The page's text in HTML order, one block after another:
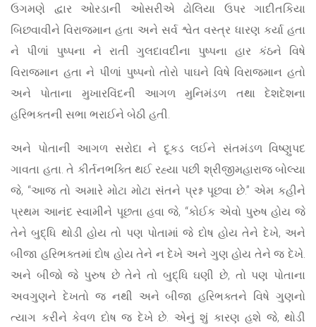
ઉગમણે દ્વાર ઓરડાની ઓસરીએ ઢોલિયા ઉપર ગાદીતકિયા
બિછવાવીને વિરાજમાન હતા અને સર્વ શ્વેત વસ્ત્ર ધારણ કર્યા હતા
ને પીળાં પુષ્પના ને રાતી ગુલદાવદીના પુષ્પના હાર કંઠને વિષે
વિરાજમાન હતા ને પીળાં પુષ્પનો તોરો પાઘને વિષે વિરાજમાન હતો
અને પોતાના મુખારવિંદની આગળ મુનિમંડળ તથા દેશદેશના
હરિભક્તની સભા ભરાઈને બેઠી હતી.
અને પોતાની આગળ સરોદા ને દૂકડ લઈને સંતમંડળ વિષ્ણુપદ
ગાવતા હતા. તે કીર્તનભક્તિ થઈ રહ્યા પછી શ્રીજીમહારાજ બોલ્યા
જે, “આજ તો અમારે મોટા મોટા સંતને પ્રશ્ન પૂછવા છે.” એમ કહીને
પ્રથમ આનંદ સ્વામીને પૂછતા હવા જે, “કોઈક એવો પુરુષ હોય જે
તેને બુદ્ધિ થોડી હોય તો પણ પોતામાં જે દોષ હોય તેને દેખે, અને
બીજા હરિભક્તમાં દોષ હોય તેને ન દેખે અને ગુણ હોય તેને જ દેખે.
અને બીજો જે પુરુષ છે તેને તો બુદ્ધિ ઘણી છે, તો પણ પોતાના
અવગુણને દેખતો જ નથી અને બીજા હરિભક્તને વિષે ગુણનો
ત્યાગ કરીને કેવળ દોષ જ દેખે છે. એનું શું કારણ હશે જે, થોડી